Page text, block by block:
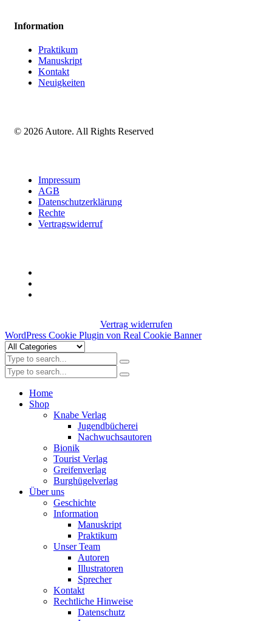
Information
Praktikum
Manuskript
Kontakt
Neuigkeiten
© 2026 Autore. All Rights Reserved
Impressum
AGB
Datenschutzerklärung
Rechte
Vertragswiderruf
Vertrag widerrufen
WordPress Cookie Plugin von Real Cookie Banner
Home
Shop
Knabe Verlag
Jugendbücherei
Nachwuchsautoren
Bionik
Tourist Verlag
Greifenverlag
Burghügelverlag
Über uns
Geschichte
Information
Manuskript
Praktikum
Unser Team
Autoren
Illustratoren
Sprecher
Kontakt
Rechtliche Hinweise
Datenschutz